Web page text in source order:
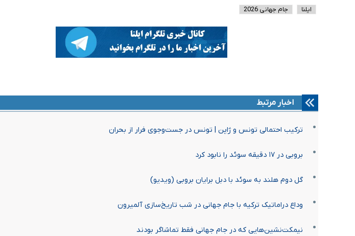
ایلنا جام جهانی 2026
اخبار مرتبط
ترکیب احتمالی تونس و ژاپن | تونس در جست‌وجوی فرار از بحران
بروبی در ۱۷ دقیقه سوئد را نابود کرد
گل دوم هلند به سوئد با دبل برایان بروبی (ویدیو)
وداع دراماتیک ترکیه با جام جهانی در شب تاریخ‌سازی آلمیرون
نیمکت‌نشین‌هایی که در جام جهانی فقط تماشاگر بودند